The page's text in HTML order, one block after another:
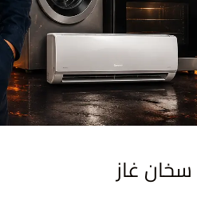
سخان غاز